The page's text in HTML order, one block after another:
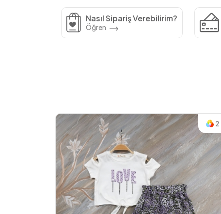
Nasıl Sipariş Verebilirim?
Öğren
2